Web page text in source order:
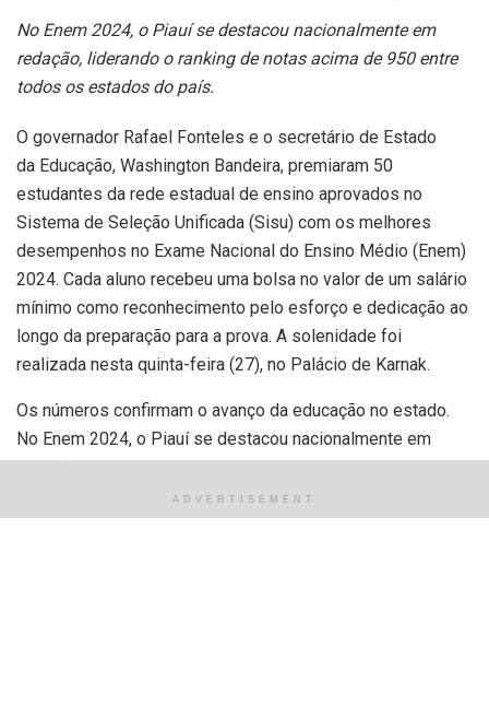
No Enem 2024, o Piauí se destacou nacionalmente em
redação, liderando o ranking de notas acima de 950 entre
todos os estados do país.
O governador Rafael Fonteles e o secretário de Estado
da Educação, Washington Bandeira, premiaram 50
estudantes da rede estadual de ensino aprovados no
Sistema de Seleção Unificada (Sisu) com os melhores
desempenhos no Exame Nacional do Ensino Médio (Enem)
2024. Cada aluno recebeu uma bolsa no valor de um salário
mínimo como reconhecimento pelo esforço e dedicação ao
longo da preparação para a prova. A solenidade foi
realizada nesta quinta-feira (27), no Palácio de Karnak.
Os números confirmam o avanço da educação no estado.
No Enem 2024, o Piauí se destacou nacionalmente em
todos os estados do país. O desempenho dos alunos da
rede pública de ensino também cresceu em relação ao ano
ADVERTISEMENT